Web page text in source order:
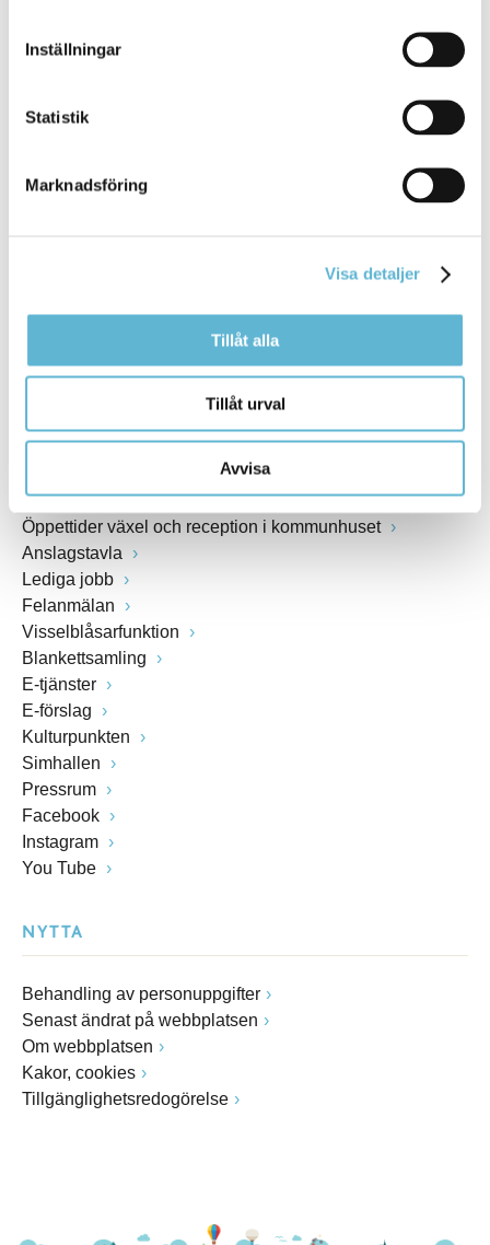
Inställningar
Statistik
Marknadsföring
Visa detaljer
Tillåt alla
Tillåt urval
Avvisa
KONTAKT
Besöksadress
Box 18, 295 21 Bromölla
Fax: 0456-82 22 00
Öppettider växel och reception i kommunhuset
Anslagstavla
Lediga jobb
Felanmälan
Visselblåsarfunktion
Blankettsamling
E-tjänster
E-förslag
Kulturpunkten
Simhallen
Pressrum
Facebook
Instagram
You Tube
NYTTA
Behandling av personuppgifter
Senast ändrat på webbplatsen
Om webbplatsen
Kakor, cookies
Tillgänglighetsredogörelse